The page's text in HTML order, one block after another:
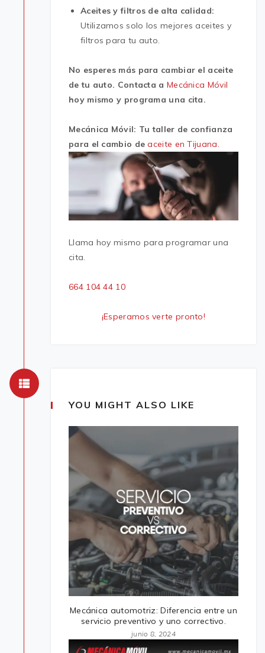
Aceites y filtros de alta calidad:
Utilizamos solo los mejores aceites y
filtros para tu auto.
No esperes más para cambiar el aceite
de tu auto. Contacta a Mecánica Móvil
hoy mismo y programa una cita.
Mecánica Móvil: Tu taller de confianza
para el cambio deaceite en Tijuana.
Llama hoy mismo para programar una
cita.
664 104 44 10
¡Esperamos verte pronto!
YOU MIGHT ALSO LIKE
Mecánica automotriz: Diferencia entre un
servicio preventivo y uno correctivo.
junio 8, 2024